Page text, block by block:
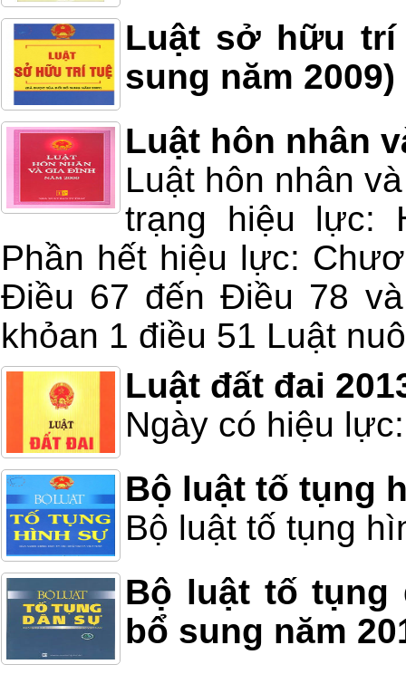
Luật sở hữu trí
sung năm 2009)
Luật hôn nhân
Luật hôn nhân
trạng hiệu lực:
Phần hết hiệu lực:
Điều 67 đến Điều 78
khỏan 1 điều 51 Luật
Luật đất đai
Ngày có hiệu
Bộ luật tố tụng
Bộ luật tố tụng
Bộ luật tố tụng
bổ sung năm